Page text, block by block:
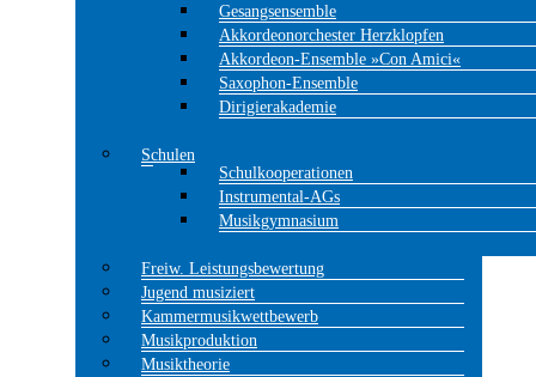
Gesangsensemble
Akkordeonorchester Herzklopfen
Akkordeon-Ensemble »Con Amici«
Saxophon-Ensemble
Dirigierakademie
Schulen
Schulkooperationen
Instrumental-AGs
Musikgymnasium
Freiw. Leistungsbewertung
Jugend musiziert
Kammermusikwettbewerb
Musikproduktion
Musiktheorie